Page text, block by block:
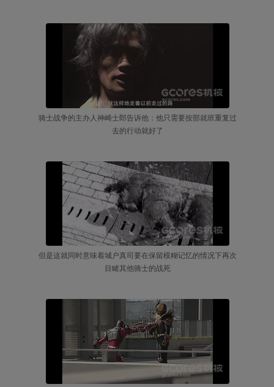
骑士战争的主办人神崎士郎告诉他：他只需要按部就班重复过
去的行动就好了
但是这就同时意味着城户真司要在保留模糊记忆的情况下再次
目睹其他骑士的战死